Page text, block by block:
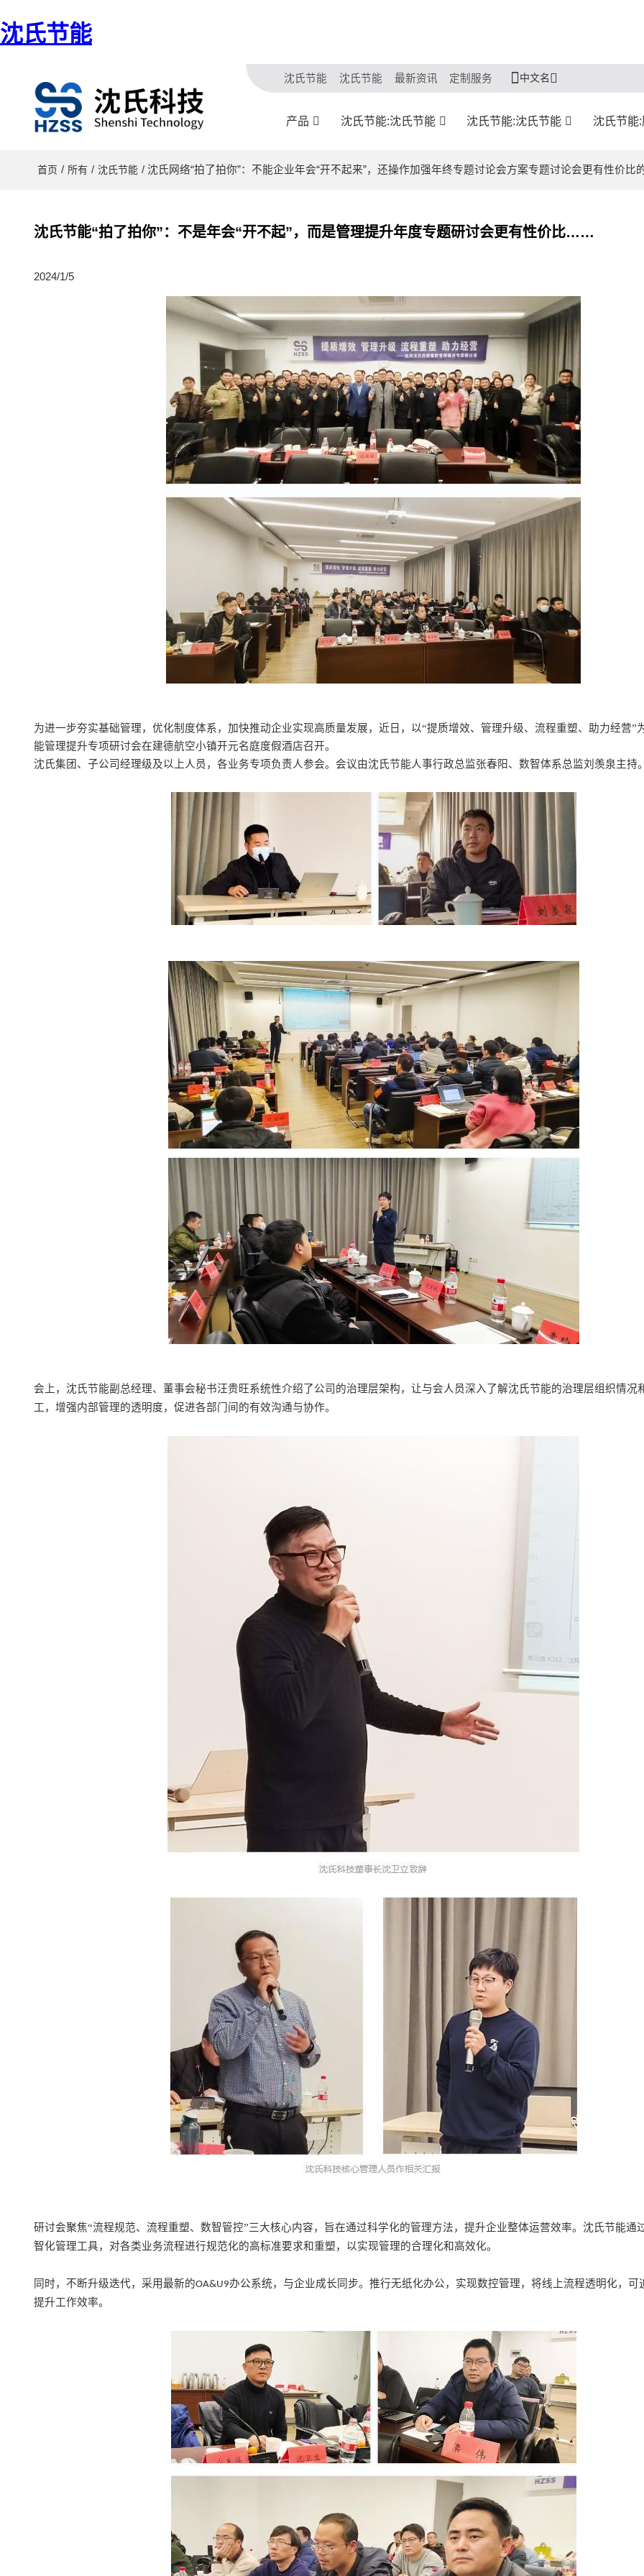
沈氏节能
沈氏节能 沈氏节能 最新资讯 定制服务 中文名
产品 沈氏节能:沈氏节能 沈氏节能:沈氏节能 沈氏节能
首页 / 所有 / 沈氏节能 / 沈氏网络“拍了拍你”：不能企业年会“开不起来”，还操作加强年终专题讨论会方案专题讨论会更有性价
沈氏节能“拍了拍你”：不是年会“开不起”，而是管理提升年度专题研讨会更有性价比……
2024/1/5
为进一步夯实基础管理，优化制度体系，加快推动企业实现高质量发展，近日，以“提质增效、管理升级、流程重塑、助力经营”
能管理提升专项研讨会在建德航空小镇开元名庭度假酒店召开。
沈氏集团、子公司经理级及以上人员，各业务专项负责人参会。会议由沈氏节能人事行政总监张春阳、数智体系总监刘羡泉主持。
会上 ， 沈氏节能副总经理、 董事会秘书汪贵旺系统性介绍了公司的治理层架构，让与会人员深入了解沈氏节能的治理层组织情况
工， 增强内部管理的透明度，促进各部门间的有效沟通与协作。
研讨会聚焦“流程规范、流程重塑、数智管控”三大核心内容，旨在通过科学化的管理方法，提升企业整体运营效率。沈氏节能通
智化管理工具，对各类业务流程进行规范化的高标准要求和重塑， 以实现管理的合理化和高效化。
同时，不断升级迭代，采用最新的OA&U9办公系统，与企业成长同步。推行无纸化办公，实现数控管理，将线上流程透明化， 可
提升工作效率。